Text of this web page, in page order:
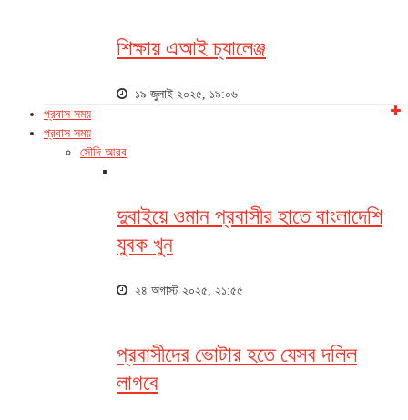
শিক্ষায় এআই চ্যালেঞ্জ
১৯ জুলাই ২০২৫, ১৯:০৬
প্রবাস সময়
প্রবাস সময়
সৌদি আরব
দুবাইয়ে ওমান প্রবাসীর হাতে বাংলাদেশি
যুবক খুন
২৪ অগাস্ট ২০২৫, ২১:৫৫
প্রবাসীদের ভোটার হতে যেসব দলিল
লাগবে